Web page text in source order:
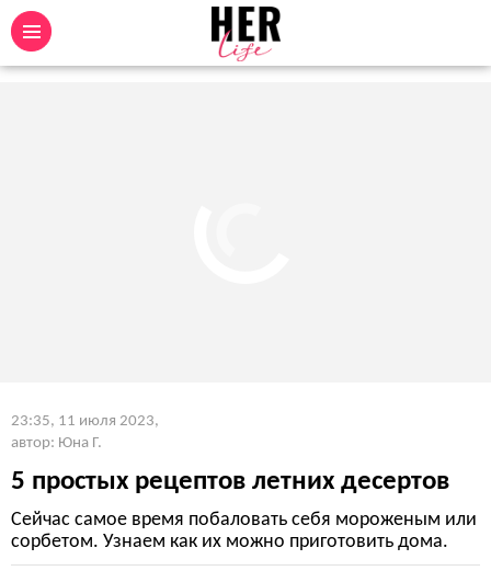
23:35, 11 июля 2023,
автор: Юна Г.
5 простых рецептов летних десертов
Сейчас самое время побаловать себя мороженым или
сорбетом. Узнаем как их можно приготовить дома.